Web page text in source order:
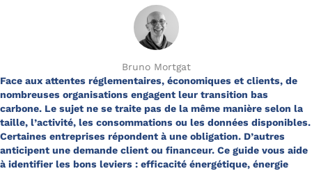
Bruno Mortgat
Face aux attentes réglementaires, économiques et clients, de
nombreuses organisations engagent leur transition bas
carbone. Le sujet ne se traite pas de la même manière selon la
taille, l’activité, les consommations ou les données disponibles.
Certaines entreprises répondent à une obligation. D’autres
anticipent une demande client ou financeur. Ce guide vous aide
à identifier les bons leviers : efficacité énergétique, énergie